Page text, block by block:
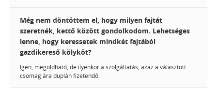
Még nem döntöttem el, hogy milyen fajtát
szeretnék, kettő között gondolkodom. Lehetséges
lenne, hogy keressetek mindkét fajtából
gazdikereső kölyköt?
Igen, megoldható, de ilyenkor a szolgáltatás, azaz a választott
csomag ára duplán fizetendő.